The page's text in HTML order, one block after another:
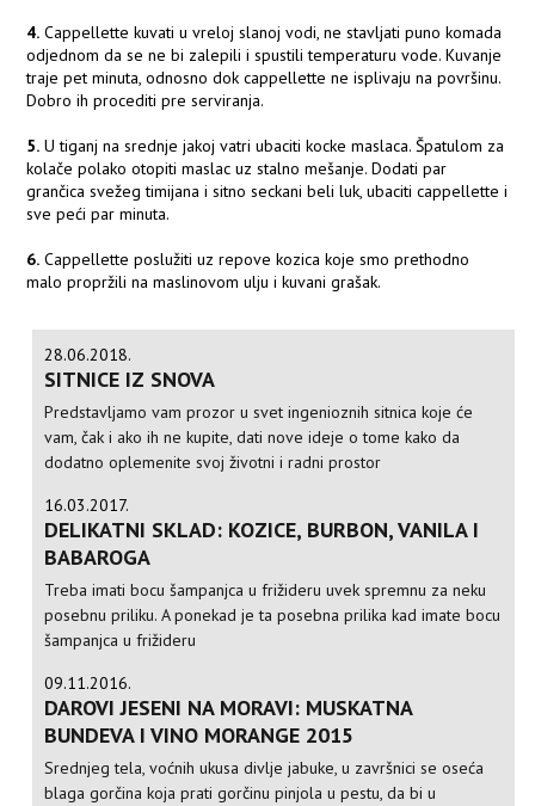
4. Cappellette kuvati u vreloj slanoj vodi, ne stavljati puno komada
odjednom da se ne bi zalepili i spustili temperaturu vode. Kuvanje
traje pet minuta, odnosno dok cappellette ne isplivaju na površinu.
Dobro ih procediti pre serviranja.
5. U tiganj na srednje jakoj vatri ubaciti kocke maslaca. Špatulom za
kolače polako otopiti maslac uz stalno mešanje. Dodati par
grančica svežeg timijana i sitno seckani beli luk, ubaciti cappellette i
sve peći par minuta.
6. Cappellette poslužiti uz repove kozica koje smo prethodno
malo propržili na maslinovom ulju i kuvani grašak.
28.06.2018.
SITNICE IZ SNOVA
Predstavljamo vam prozor u svet ingenioznih sitnica koje će
vam, čak i ako ih ne kupite, dati nove ideje o tome kako da
dodatno oplemenite svoj životni i radni prostor
16.03.2017.
DELIKATNI SKLAD: KOZICE, BURBON, VANILA I
BABAROGA
Treba imati bocu šampanjca u frižideru uvek spremnu za neku
posebnu priliku. A ponekad je ta posebna prilika kad imate bocu
šampanjca u frižideru
09.11.2016.
DAROVI JESENI NA MORAVI: MUSKATNA
BUNDEVA I VINO MORANGE 2015
Srednjeg tela, voćnih ukusa divlje jabuke, u završnici se oseća
blaga gorčina koja prati gorčinu pinjola u pestu, da bi u